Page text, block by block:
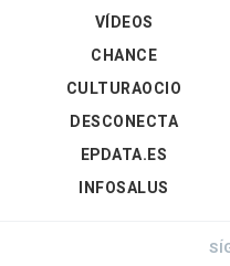
VÍDEOS
CHANCE
CULTURAOCIO
DESCONECTA
EPDATA.ES
INFOSALUS